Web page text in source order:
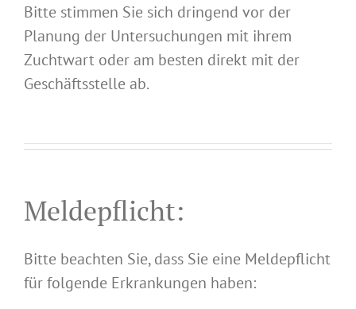
Bitte stimmen Sie sich dringend vor der
Planung der Untersuchungen mit ihrem
Zuchtwart oder am besten direkt mit der
Geschäftsstelle ab.
Meldepflicht:
Bitte beachten Sie, dass Sie eine Meldepflicht
für folgende Erkrankungen haben: